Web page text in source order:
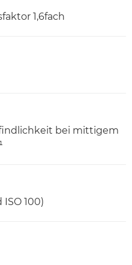
1,6fach
bei mittigem
ISO 100)